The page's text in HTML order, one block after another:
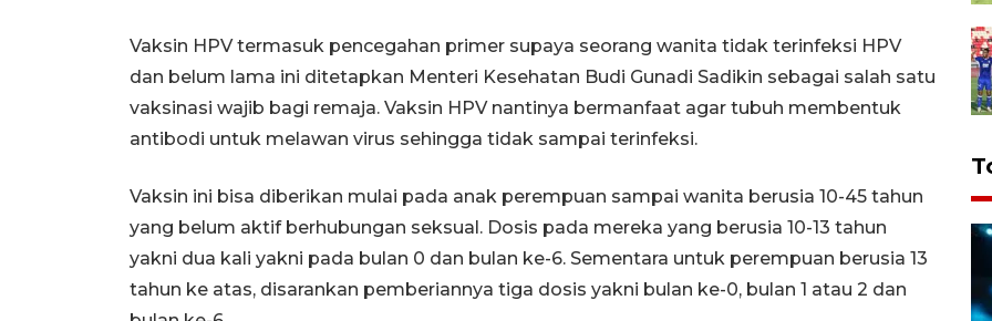
Vaksin HPV termasuk pencegahan primer supaya seorang wanita tidak terinfeksi HPV
dan belum lama ini ditetapkan Menteri Kesehatan Budi Gunadi Sadikin sebagai salah satu
vaksinasi wajib bagi remaja. Vaksin HPV nantinya bermanfaat agar tubuh membentuk
antibodi untuk melawan virus sehingga tidak sampai terinfeksi.
Vaksin ini bisa diberikan mulai pada anak perempuan sampai wanita berusia 10-45 tahun
yang belum aktif berhubungan seksual. Dosis pada mereka yang berusia 10-13 tahun
yakni dua kali yakni pada bulan 0 dan bulan ke-6. Sementara untuk perempuan berusia 13
tahun ke atas, disarankan pemberiannya tiga dosis yakni bulan ke-0, bulan 1 atau 2 dan